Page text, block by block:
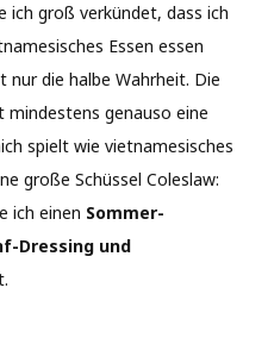
ich groß verkündet, dass ich
Essen essen
nur die halbe Wahrheit. Die
mindestens genauso eine
spielt wie vietnamesisches
große Schüssel Coleslaw:
ich einen Sommer-
Dressing und